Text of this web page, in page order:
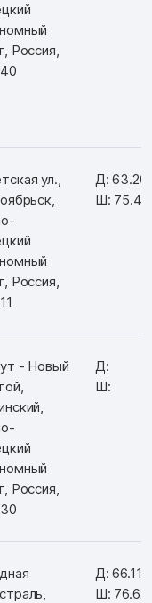
Россия,
ул.,
Россия,
Д:
Ш:
- Новый
Россия,
Д:
Ш:
Д:
Ш: